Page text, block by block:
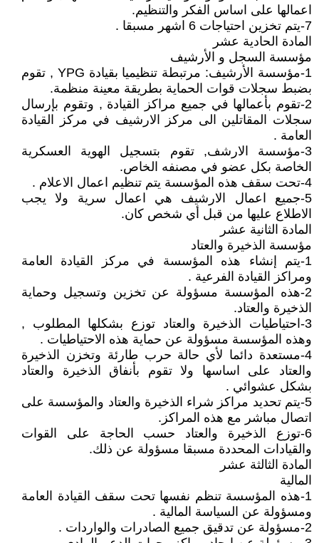
اعمالها على اساس الفكر والتنظيم.
7-يتم تخزين احتياجات 6 اشهر مسبقا .
المادة الحادية عشر
مؤسسة السجل و الأرشيف
1-مؤسسة الأرشيف: مرتبطة تنظيميا بقيادة YPG , تقوم
بضبط سجلات قوات الحماية بطريقة معينة منظمة.
2-تقوم بأعمالها في جميع مراكز القيادة , وتقوم بإرسال
سجلات المقاتلين الى مركز الارشيف في مركز القيادة
العامة .
3-مؤسسة الارشف, تقوم بتسجيل الهوية العسكرية
الخاصة بكل عضو في مصنفه الخاص.
4-تحت سقف هذه المؤسسة يتم تنظيم اعمال الاعلام .
5-جميع اعمال الارشيف هي اعمال سرية ولا يجب
الاطلاع عليها من قبل أي شخص كان.
المادة الثانية عشر
مؤسسة الذخيرة والعتاد
1-يتم إنشاء هذه المؤسسة في مركز القيادة العامة
ومراكز القيادة الفرعية .
2-هذه المؤسسة مسؤولة عن تخزين وتسجيل وحماية
الذخيرة والعتاد.
3-احتياطيات الذخيرة والعتاد توزع بشكلها المطلوب ,
وهذه المؤسسة مسؤولة عن حماية هذه الاحتياطيات .
4-مستعدة دائما لأي حالة حرب طارئة وتخزن الذخيرة
والعتاد على اساسها ولا تقوم بأنفاق الذخيرة والعتاد
بشكل عشوائي .
5-يتم تحديد مراكز شراء الذخيرة والعتاد والمؤسسة على
اتصال مباشر مع هذه المراكز.
6-توزع الذخيرة والعتاد حسب الحاجة على القوات
والقيادات المحددة مسبقا مسؤولة عن ذلك.
المادة الثالثة عشر
المالية
1-هذه المؤسسة تنظم نفسها تحت سقف القيادة العامة
ومسؤولة عن السياسة المالية .
2-مسؤولة عن تدقيق جميع الصادرات والواردات .